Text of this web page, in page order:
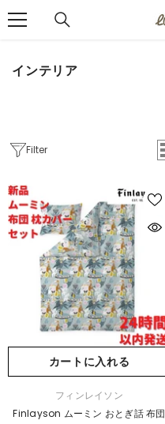
コンテンツへスキップ
インテリア
Filter
カートに入れる
売
フィンレイソン
Finlayson ムーミン おとぎ話 布団